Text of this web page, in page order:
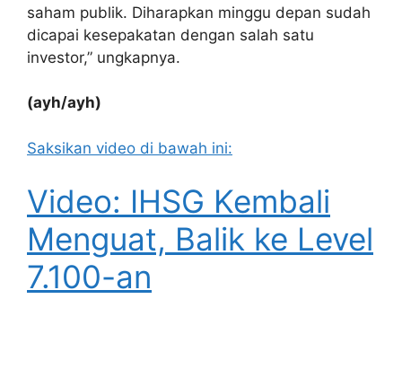
saham publik. Diharapkan minggu depan sudah
dicapai kesepakatan dengan salah satu
investor,” ungkapnya.
(ayh/ayh)
Saksikan video di bawah ini:
Video: IHSG Kembali
Menguat, Balik ke Level
7.100-an